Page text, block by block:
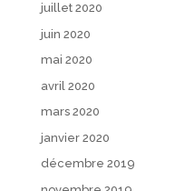
juillet 2020
juin 2020
mai 2020
avril 2020
mars 2020
janvier 2020
décembre 2019